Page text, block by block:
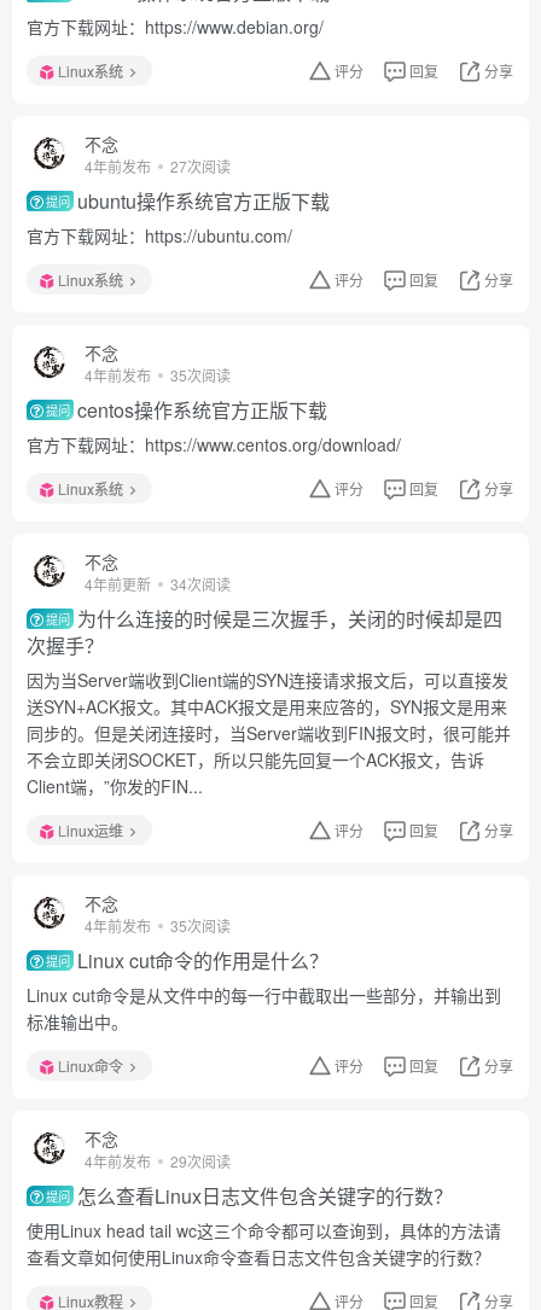
官方下载网址：https://www.debian.org/
Linux系统 评分 回复 分享
不念
4年前发布 27次阅读
提问 ubuntu操作系统官方正版下载
官方下载网址：https://ubuntu.com/
Linux系统 评分 回复 分享
不念
4年前发布 35次阅读
提问 centos操作系统官方正版下载
官方下载网址：https://www.centos.org/download/
Linux系统 评分 回复 分享
不念
4年前更新 34次阅读
提问 为什么连接的时候是三次握手，关闭的时候却是四
次握手？
因为当Server端收到Client端的SYN连接请求报文后，可以直接发
送SYN+ACK报文。其中ACK报文是用来应答的，SYN报文是用来
同步的。但是关闭连接时，当Server端收到FIN报文时，很可能并
不会立即关闭SOCKET，所以只能先回复一个ACK报文，告诉
Client端，”你发的FIN...
Linux运维 评分 回复 分享
不念
4年前发布 35次阅读
提问 Linux cut命令的作用是什么？
Linux cut命令是从文件中的每一行中截取出一些部分，并输出到
标准输出中。
Linux命令 评分 回复 分享
不念
4年前发布 29次阅读
提问 怎么查看Linux日志文件包含关键字的行数？
使用Linux head tail wc这三个命令都可以查询到，具体的方法请
查看文章如何使用Linux命令查看日志文件包含关键字的行数？
Linux教程 评分 回复 分享